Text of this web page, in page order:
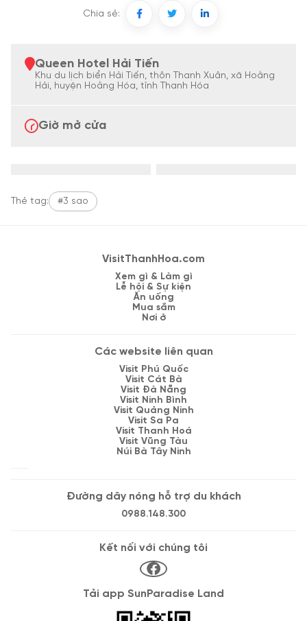
Chia sẻ:
Queen Hotel Hải Tiến
Khu du lịch biển Hải Tiến, thôn Thanh Xuân, xã Hoằng
Hải, huyện Hoằng Hóa, tỉnh Thanh Hóa
Giờ mở cửa
Thẻ tag: #3 sao
VisitThanhHoa.com
Xem gì & Làm gì
Lễ hội & Sự kiện
Ăn uống
Mua sắm
Nơi ở
Các website liên quan
Visit Phú Quốc
Visit Cát Bà
Visit Đà Nẵng
Visit Ninh Bình
Visit Quảng Ninh
Visit Sa Pa
Visit Thanh Hoá
Visit Vũng Tàu
Núi Bà Tây Ninh
Đường dây nóng hỗ trợ du khách
0988.148.300
Kết nối với chúng tôi
Tải app SunParadise Land